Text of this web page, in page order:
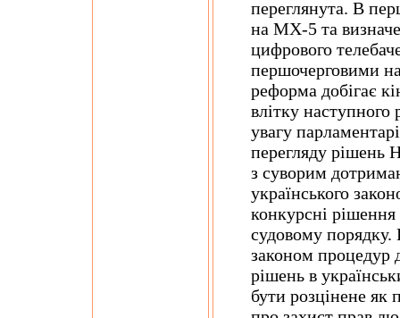
переглянута. В
на МХ-5 та
цифрового
першочерговими
реформа добігає
влітку
увагу
перегляду рішень
з суворим
українського
конкурсні
судовому порядку.
законом процедур
рішень в
бути розцінене як